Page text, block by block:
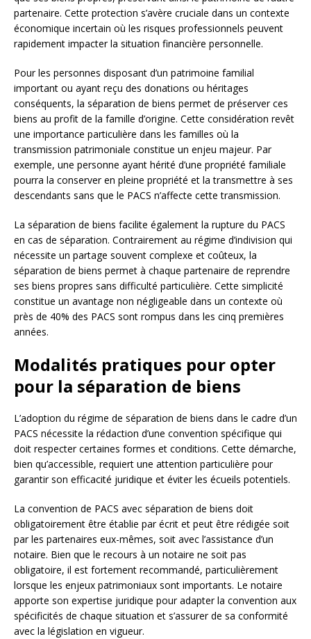
partenaire. Cette protection s’avère cruciale dans un contexte
économique incertain où les risques professionnels peuvent
rapidement impacter la situation financière personnelle.
Pour les personnes disposant d’un patrimoine familial
important ou ayant reçu des donations ou héritages
conséquents, la séparation de biens permet de préserver ces
biens au profit de la famille d’origine. Cette considération revêt
une importance particulière dans les familles où la
transmission patrimoniale constitue un enjeu majeur. Par
exemple, une personne ayant hérité d’une propriété familiale
pourra la conserver en pleine propriété et la transmettre à ses
descendants sans que le PACS n’affecte cette transmission.
La séparation de biens facilite également la rupture du PACS
en cas de séparation. Contrairement au régime d’indivision qui
nécessite un partage souvent complexe et coûteux, la
séparation de biens permet à chaque partenaire de reprendre
ses biens propres sans difficulté particulière. Cette simplicité
constitue un avantage non négligeable dans un contexte où
près de 40% des PACS sont rompus dans les cinq premières
années.
Modalités pratiques pour opter
pour la séparation de biens
L’adoption du régime de séparation de biens dans le cadre d’un
PACS nécessite la rédaction d’une convention spécifique qui
doit respecter certaines formes et conditions. Cette démarche,
bien qu’accessible, requiert une attention particulière pour
garantir son efficacité juridique et éviter les écueils potentiels.
La convention de PACS avec séparation de biens doit
obligatoirement être établie par écrit et peut être rédigée soit
par les partenaires eux-mêmes, soit avec l’assistance d’un
notaire. Bien que le recours à un notaire ne soit pas
obligatoire, il est fortement recommandé, particulièrement
lorsque les enjeux patrimoniaux sont importants. Le notaire
apporte son expertise juridique pour adapter la convention aux
spécificités de chaque situation et s’assurer de sa conformité
avec la législation en vigueur.